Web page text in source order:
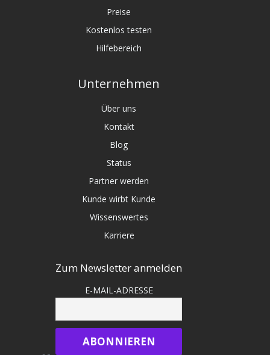
Preise
Kostenlos testen
Hilfebereich
Unternehmen
Über uns
Kontakt
Blog
Status
Partner werden
Kunde wirbt Kunde
Wissenswertes
Karriere
Zum Newsletter anmelden
E-MAIL-ADRESSE